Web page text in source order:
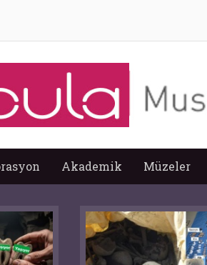
Akademik Müzeler